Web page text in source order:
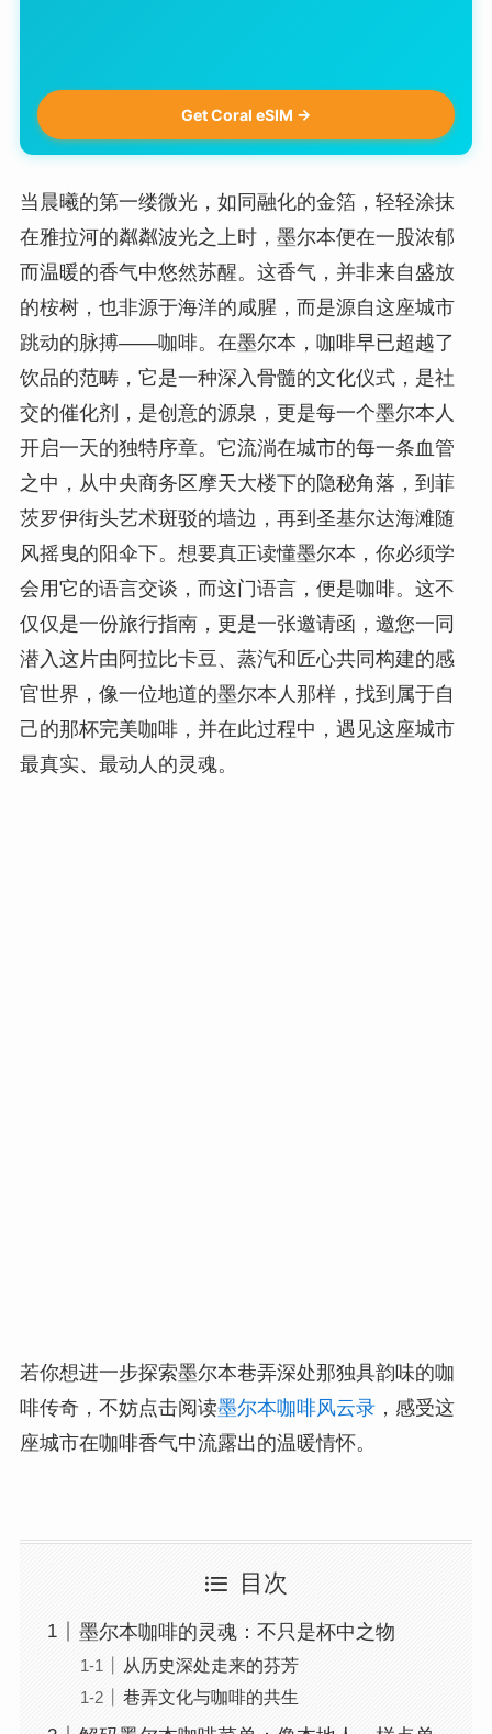
Get Coral eSIM →
当晨曦的第一缕微光，如同融化的金箔，轻轻涂抹
在雅拉河的粼粼波光之上时，墨尔本便在一股浓郁
而温暖的香气中悠然苏醒。这香气，并非来自盛放
的桉树，也非源于海洋的咸腥，而是源自这座城市
跳动的脉搏——咖啡。在墨尔本，咖啡早已超越了
饮品的范畴，它是一种深入骨髓的文化仪式，是社
交的催化剂，是创意的源泉，更是每一个墨尔本人
开启一天的独特序章。它流淌在城市的每一条血管
之中，从中央商务区摩天大楼下的隐秘角落，到菲
茨罗伊街头艺术斑驳的墙边，再到圣基尔达海滩随
风摇曳的阳伞下。想要真正读懂墨尔本，你必须学
会用它的语言交谈，而这门语言，便是咖啡。这不
仅仅是一份旅行指南，更是一张邀请函，邀您一同
潜入这片由阿拉比卡豆、蒸汽和匠心共同构建的感
官世界，像一位地道的墨尔本人那样，找到属于自
己的那杯完美咖啡，并在此过程中，遇见这座城市
最真实、最动人的灵魂。
若你想进一步探索墨尔本巷弄深处那独具韵味的咖
啡传奇，不妨点击阅读墨尔本咖啡风云录，感受这
座城市在咖啡香气中流露出的温暖情怀。
目次
墨尔本咖啡的灵魂：不只是杯中之物
从历史深处走来的芬芳
巷弄文化与咖啡的共生